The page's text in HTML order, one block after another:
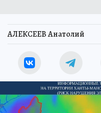
АЛЕКСЕЕВ Анатолий